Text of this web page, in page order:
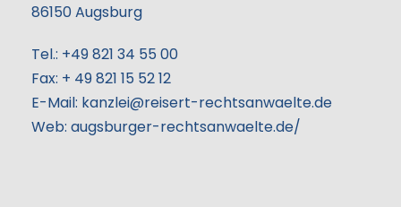
86150Augsburg
Tel.: +49 821 34 55 00
Fax: +‎‎ 49‎ 821 15 52 12
E-Mail: kanzlei@reisert-rechtsanwaelte.de
Web: augsburger-rechtsanwaelte.de/